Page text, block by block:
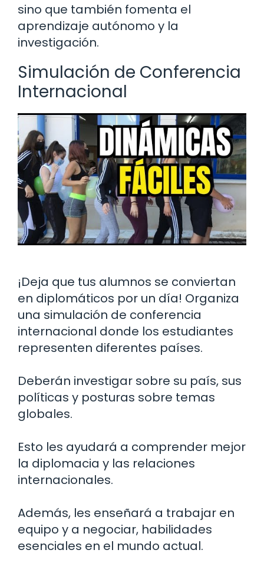
sino que también fomenta el
aprendizaje autónomo y la
investigación.
Simulación de Conferencia
Internacional
¡Deja que tus alumnos se conviertan
en diplomáticos por un día! Organiza
una simulación de conferencia
internacional donde los estudiantes
representen diferentes países.
Deberán investigar sobre su país, sus
políticas y posturas sobre temas
globales.
Esto les ayudará a comprender mejor
la diplomacia y las relaciones
internacionales.
Además, les enseñará a trabajar en
equipo y a negociar, habilidades
esenciales en el mundo actual.